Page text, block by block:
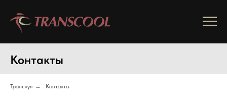
Контакты
Транскул → Контакты